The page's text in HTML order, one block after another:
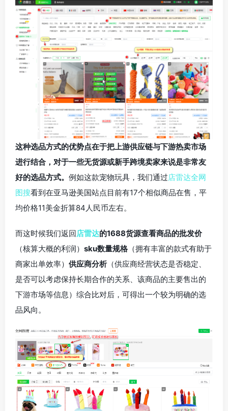
这种选品方式的优势点在于把上游供应链与下游热卖市场
进行结合，对于一些无货源或新手跨境卖家来说是非常友
好的选品方式。 例如这款宠物玩具，我们通过店雷达全网
图搜看到在亚马逊美国站点目前有17个相似商品在售，平
均价格11美金折算84人民币左右。
而这时候我们返回店雷达的1688货源查看商品的批发价
（核算大概的利润） sku数量规格（拥有丰富的款式有助于
商家出单效率） 供应商分析（供应商经营状态是否稳定、
是否可以考虑保持长期合作的关系、该商品的主要售出的
下游市场等信息）综合比对后，可得出一个较为明确的选
品风向。